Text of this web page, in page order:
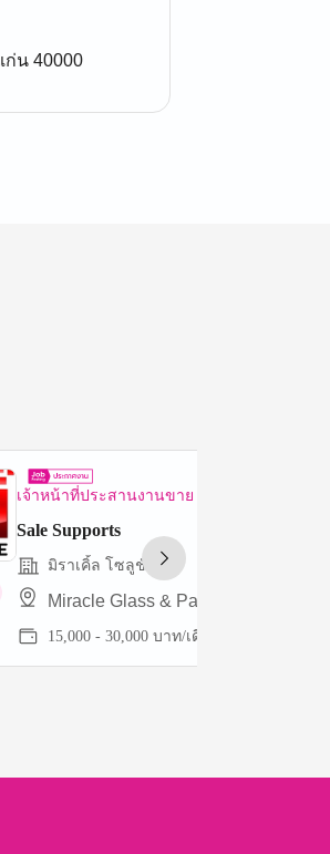
น 40000
เจ้าหน้าที่ประสานงานขาย
Sale Supports
มิราเคิ้ล โซลูชั่น
Miracle Glass & Paint
15,000 - 30,000 บาท/เดือน